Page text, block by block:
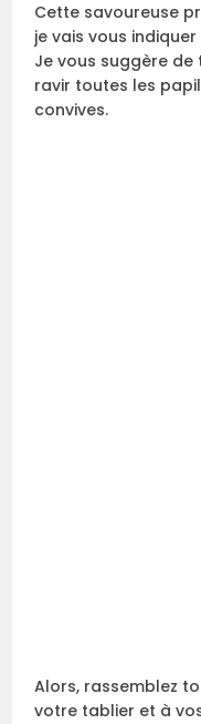
Cette savoureuse
je vais vous
Je vous suggère
ravir toutes les
convives.
Alors, rassemblez
votre tablier et à